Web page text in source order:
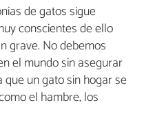
de gatos sigue
conscientes de ello
grave. No debemos
el mundo sin asegurar
un gato sin hogar se
el hambre, los